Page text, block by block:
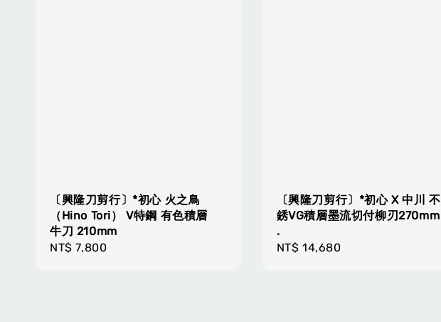
〔興隆刀剪行〕*初心 火之鳥
（Hino Tori） V特鋼 有色積層
牛刀 210mm
Regular
NT$ 7,800
〔興隆刀剪行〕*初心 X 中川 不
銹VG積層墨流切付柳刃270mm
.
Regular
NT$ 14,680